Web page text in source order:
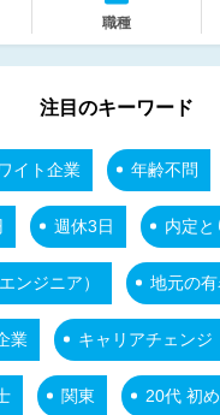
職種
注目のキーワード
イト企業 年齢不問
週休3日 内定と
ンジニア） 地元の
業 キャリアチェンジ
関東 20代 初